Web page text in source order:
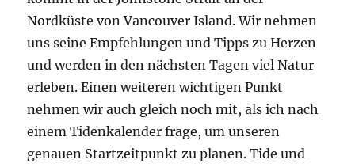
Nordküste von Vancouver Island. Wir nehmen
uns seine Empfehlungen und Tipps zu Herzen
und werden in den nächsten Tagen viel Natur
erleben. Einen weiteren wichtigen Punkt
nehmen wir auch gleich noch mit, als ich nach
einem Tidenkalender frage, um unseren
genauen Startzeitpunkt zu planen. Tide und